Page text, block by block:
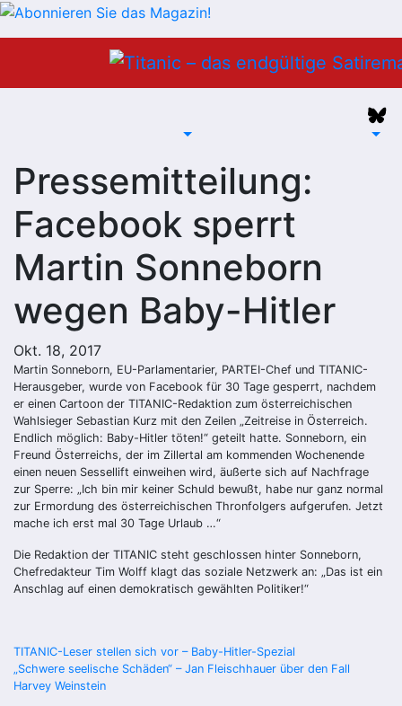
Pressemitteilung:
Facebook sperrt
Martin Sonneborn
wegen Baby-Hitler
Okt. 18, 2017
Martin Sonneborn, EU-Parlamentarier, PARTEI-Chef und TITANIC-
Herausgeber, wurde von Facebook für 30 Tage gesperrt, nachdem
er einen Cartoon der TITANIC-Redaktion zum österreichischen
Wahlsieger Sebastian Kurz mit den Zeilen „Zeitreise in Österreich.
Endlich möglich: Baby-Hitler töten!“ geteilt hatte. Sonneborn, ein
Freund Österreichs, der im Zillertal am kommenden Wochenende
einen neuen Sessellift einweihen wird, äußerte sich auf Nachfrage
zur Sperre: „Ich bin mir keiner Schuld bewußt, habe nur ganz normal
zur Ermordung des österreichischen Thronfolgers aufgerufen. Jetzt
mache ich erst mal 30 Tage Urlaub …“
Die Redaktion der TITANIC steht geschlossen hinter Sonneborn,
Chefredakteur Tim Wolff klagt das soziale Netzwerk an: „Das ist ein
Anschlag auf einen demokratisch gewählten Politiker!“
Beitragsnavigation
TITANIC-Leser stellen sich vor – Baby-Hitler-Spezial
„Schwere seelische Schäden“ – Jan Fleischhauer über den Fall
Harvey Weinstein